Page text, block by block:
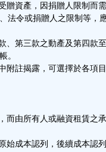
贈資產，因捐贈人限制而
法令或捐贈人之限制等，
、第三款之動產及第四款
。
附註揭露，可選擇於各項
而由所有人或融資租賃之
始成本認列，後續成本認